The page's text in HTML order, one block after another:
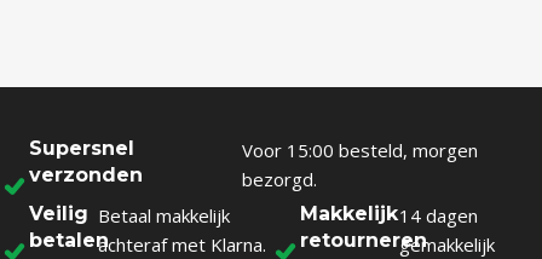
Supersnel
verzonden
Voor 15:00 besteld, morgen
bezorgd.
Veilig
betalen
Betaal makkelijk
achteraf met Klarna.
Makkelijk
retourneren
14 dagen
gemakkelijk